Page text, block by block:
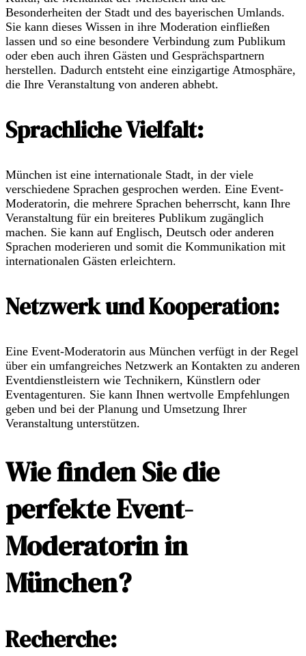
Besonderheiten der Stadt und des bayerischen Umlands.
Sie kann dieses Wissen in ihre Moderation einfließen
lassen und so eine besondere Verbindung zum Publikum
oder eben auch ihren Gästen und Gesprächspartnern
herstellen. Dadurch entsteht eine einzigartige Atmosphäre,
die Ihre Veranstaltung von anderen abhebt.
Sprachliche Vielfalt:
München ist eine internationale Stadt, in der viele
verschiedene Sprachen gesprochen werden. Eine Event-
Moderatorin, die mehrere Sprachen beherrscht, kann Ihre
Veranstaltung für ein breiteres Publikum zugänglich
machen. Sie kann auf Englisch, Deutsch oder anderen
Sprachen moderieren und somit die Kommunikation mit
internationalen Gästen erleichtern.
Netzwerk und Kooperation:
Eine Event-Moderatorin aus München verfügt in der Regel
über ein umfangreiches Netzwerk an Kontakten zu anderen
Eventdienstleistern wie Technikern, Künstlern oder
Eventagenturen. Sie kann Ihnen wertvolle Empfehlungen
geben und bei der Planung und Umsetzung Ihrer
Veranstaltung unterstützen.
Wie finden Sie die
perfekte Event-
Moderatorin in
München?
Recherche: